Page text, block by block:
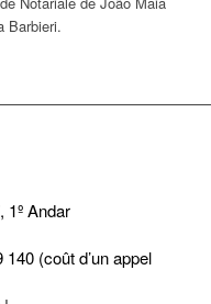
Barbieri.
1º Andar
(coût d’un appel